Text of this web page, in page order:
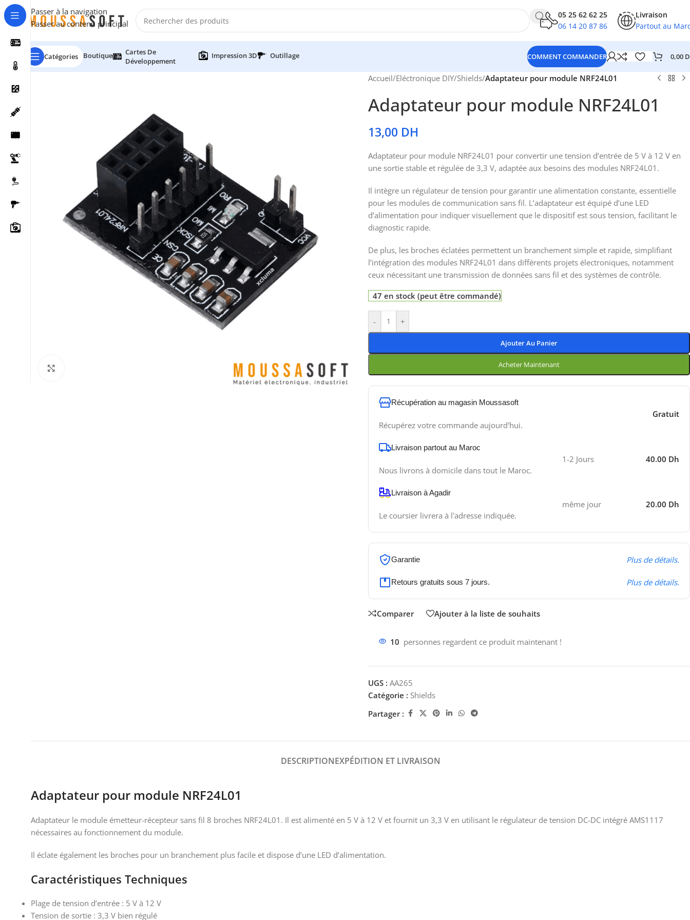
Passer à la navigation
Passer au contenu principal
moussasoft
05 25 62 62 25
06 14 20 87 86
Livraison
Partout au
Catégories Boutique
Cartes De
Développement
Impression 3D Outillage COMMENT COMMANDER 0,00
Accueil/Eléctronique DIY/Shields/Adaptateur pour module NRF24L01
Adaptateur pour module NRF24L01
13,00 DH
Adaptateur pour module NRF24L01 pour convertir une tension d’entrée de 5 V à 12 V en
une sortie stable et régulée de 3,3 V, adaptée aux besoins des modules NRF24L01.
Il intègre un régulateur de tension pour garantir une alimentation constante, essentielle
pour les modules de communication sans fil. L’adaptateur est équipé d’une LED
d’alimentation pour indiquer visuellement que le dispositif est sous tension, facilitant le
diagnostic rapide.
De plus, les broches éclatées permettent un branchement simple et rapide, simplifiant
l’intégration des modules NRF24L01 dans différents projets électroniques, notamment
ceux nécessitant une transmission de données sans fil et des systèmes de contrôle.
47 en stock (peut être commandé)
- +
Ajouter Au Panier
Acheter Maintenant
Récupération au magasin Moussasoft
Récupérez votre commande aujourd'hui.
Gratuit
Livraison partout au Maroc
Nous livrons à domicile dans tout le Maroc.
1-2 Jours 40.00 Dh
Livraison à Agadir
Le coursier livrera à l'adresse indiquée.
même jour 20.00 Dh
Garantie Plus de détails.
Retours gratuits sous 7 jours. Plus de détails.
Comparer Ajouter à la liste de souhaits
10 personnes regardent ce produit maintenant !
UGS : AA265
Catégorie : Shields
Partager :
DESCRIPTIONEXPÉDITION ET LIVRAISON
Adaptateur pour module NRF24L01
Adaptateur le module émetteur-récepteur sans fil 8 broches NRF24L01. Il est alimenté en 5 V à 12 V et fournit un 3,3 V en utilisant le régulateur de tension DC-DC intégré AMS1117
nécessaires au fonctionnement du module.
Il éclate également les broches pour un branchement plus facile et dispose d’une LED d’alimentation.
Caractéristiques Techniques
Plage de tension d’entrée : 5 V à 12 V
Tension de sortie : 3,3 V bien régulé